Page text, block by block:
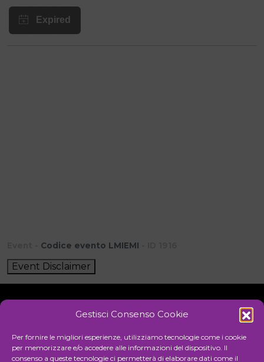
Gestisci Consenso Cookie
Per fornire le migliori esperienze, utilizziamo tecnologie come i cookie
per memorizzare e/o accedere alle informazioni del dispositivo. Il
consenso a queste tecnologie ci permetterà di elaborare dati come il
Codice evento LMIEMI
Event Disclaimer